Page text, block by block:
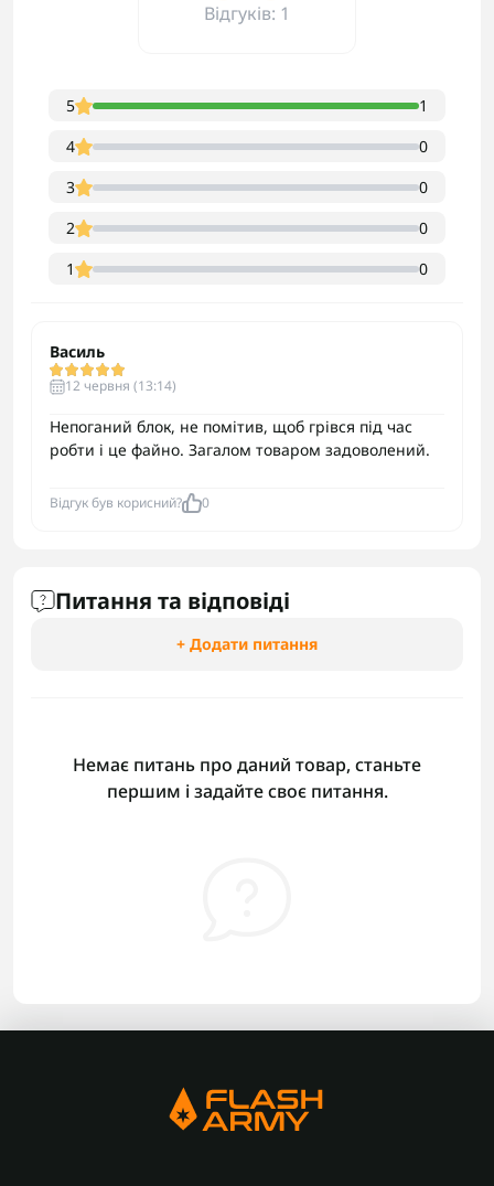
Відгуків: 1
5
1
4
0
3
0
2
0
1
0
Василь
12 червня (13:14)
Непоганий блок, не помітив, щоб грівся під час
робти і це файно. Загалом товаром задоволений.
Відгук був корисний? 0
Питання та відповіді
+ Додати питання
Немає питань про даний товар, станьте
першим і задайте своє питання.